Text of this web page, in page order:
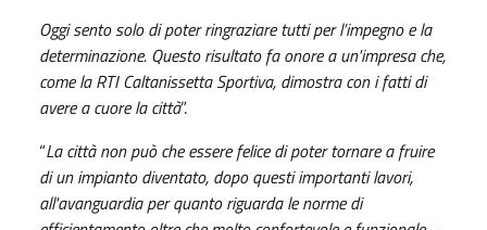
Oggi sento solo di poter ringraziare tutti per l’impegno e la
determinazione. Questo risultato fa onore a un'impresa che,
come la RTI Caltanissetta Sportiva, dimostra con i fatti di
avere a cuore la città”.
“La città non può che essere felice di poter tornare a fruire
di un impianto diventato, dopo questi importanti lavori,
all'avanguardia per quanto riguarda le norme di